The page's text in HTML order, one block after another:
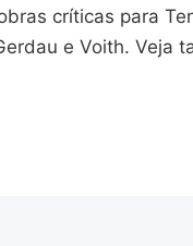
críticas para
e Voith. Veja